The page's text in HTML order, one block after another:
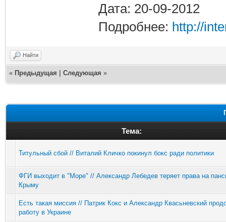
Дата: 20-09-2012
Подробнее: http://
Найти
« Предыдущая Следующая »
Тема:
Титульный сбой // Виталий Кличко покинул бокс ради политики
ФГИ выходит в "Море" // Александр Лебедев теряет права на
Крыму
Есть такая миссия // Патрик Кокс и Александр Квасьневский
работу в Украине